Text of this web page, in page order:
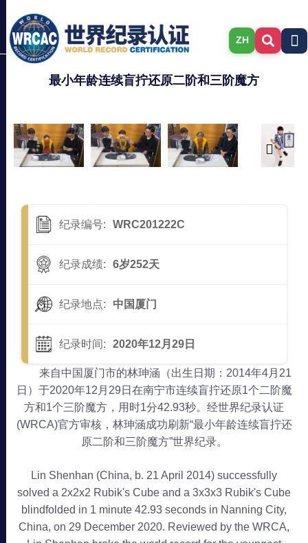
ZH
最小年龄连续盲拧还原二阶和三阶魔方
纪录编号: WRC201222C
纪录成绩: 6岁252天
纪录地点: 中国厦门
纪录时间: 2020年12月29日
来自中国厦门市的林珅涵（出生日期：2014年4月21
日）于2020年12月29日在南宁市连续盲拧还原1个二阶魔
方和1个三阶魔方，用时1分42.93秒。经世界纪录认证
(WRCA)官方审核，林珅涵成功刷新“最小年龄连续盲拧还
原二阶和三阶魔方”世界纪录。
Lin Shenhan (China, b. 21 April 2014) successfully
solved a 2x2x2 Rubik's Cube and a 3x3x3 Rubik's Cube
blindfolded in 1 minute 42.93 seconds in Nanning City,
China, on 29 December 2020. Reviewed by the WRCA,